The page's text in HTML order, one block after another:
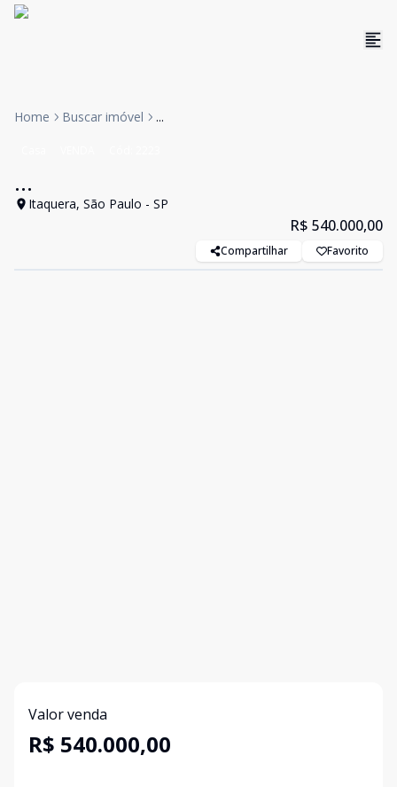
Home Buscar imóvel ...
...
Itaquera, São Paulo - SP
R$ 540.000,00
Compartilhar Favorito
Valor venda
R$ 540.000,00